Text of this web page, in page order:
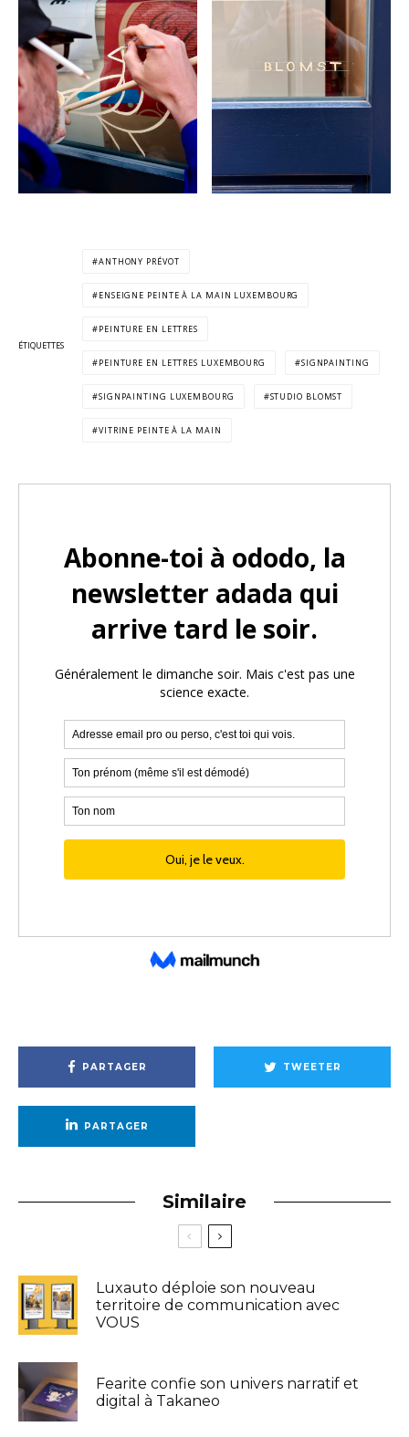
ÉTIQUETTES
ANTHONY PRÉVOT
ENSEIGNE PEINTE À LA MAIN LUXEMBOURG
PEINTURE EN LETTRES
PEINTURE EN LETTRES LUXEMBOURG SIGNPAINTING
SIGNPAINTING LUXEMBOURG STUDIO BLOMST
VITRINE PEINTE À LA MAIN
PARTAGER TWEETER
PARTAGER
Similaire
Luxauto déploie son nouveau
territoire de communication avec
VOUS
Fearite confie son univers narratif et
digital à Takaneo